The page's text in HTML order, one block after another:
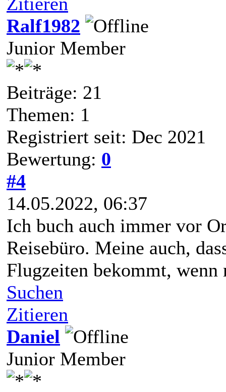
Ralf1982
Junior Member
Beiträge: 21
Themen: 1
Registriert seit: Dec 2021
Bewertung: 0
#4
14.05.2022, 06:37
Ich buch auch immer vor
Reisebüro. Meine auch,
Flugzeiten bekommt,
Suchen
Zitieren
Daniel
Junior Member